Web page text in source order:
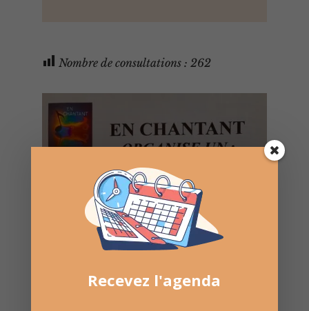
Nombre de consultations : 262
Recevez l'agenda